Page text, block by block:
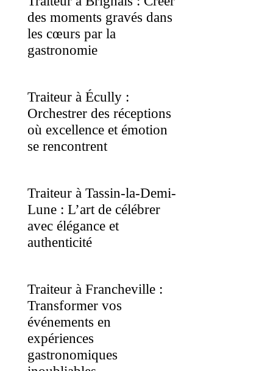
des moments gravés dans
les cœurs par la
gastronomie
Traiteur à Écully :
Orchestrer des réceptions
où excellence et émotion
se rencontrent
Traiteur à Tassin-la-Demi-
Lune : L’art de célébrer
avec élégance et
authenticité
Traiteur à Francheville :
Transformer vos
événements en
expériences
gastronomiques